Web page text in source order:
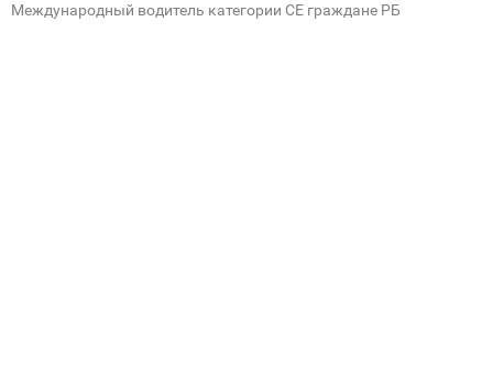
Международный водитель категории СЕ граждане РБ